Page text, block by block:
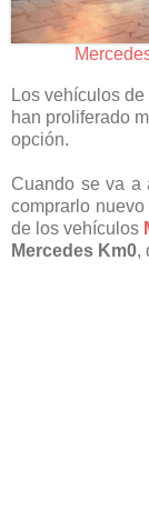
Los vehículos
han proliferado
opción.
Cuando se va a
comprarlo
de los vehículos
Mercedes Km0,